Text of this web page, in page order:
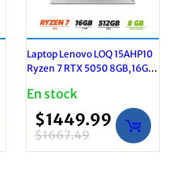
Laptop Lenovo LOQ 15AHP10
Ryzen 7 RTX 5050 8GB,16GB
Pro
En stock
$1667.49
$1449.99